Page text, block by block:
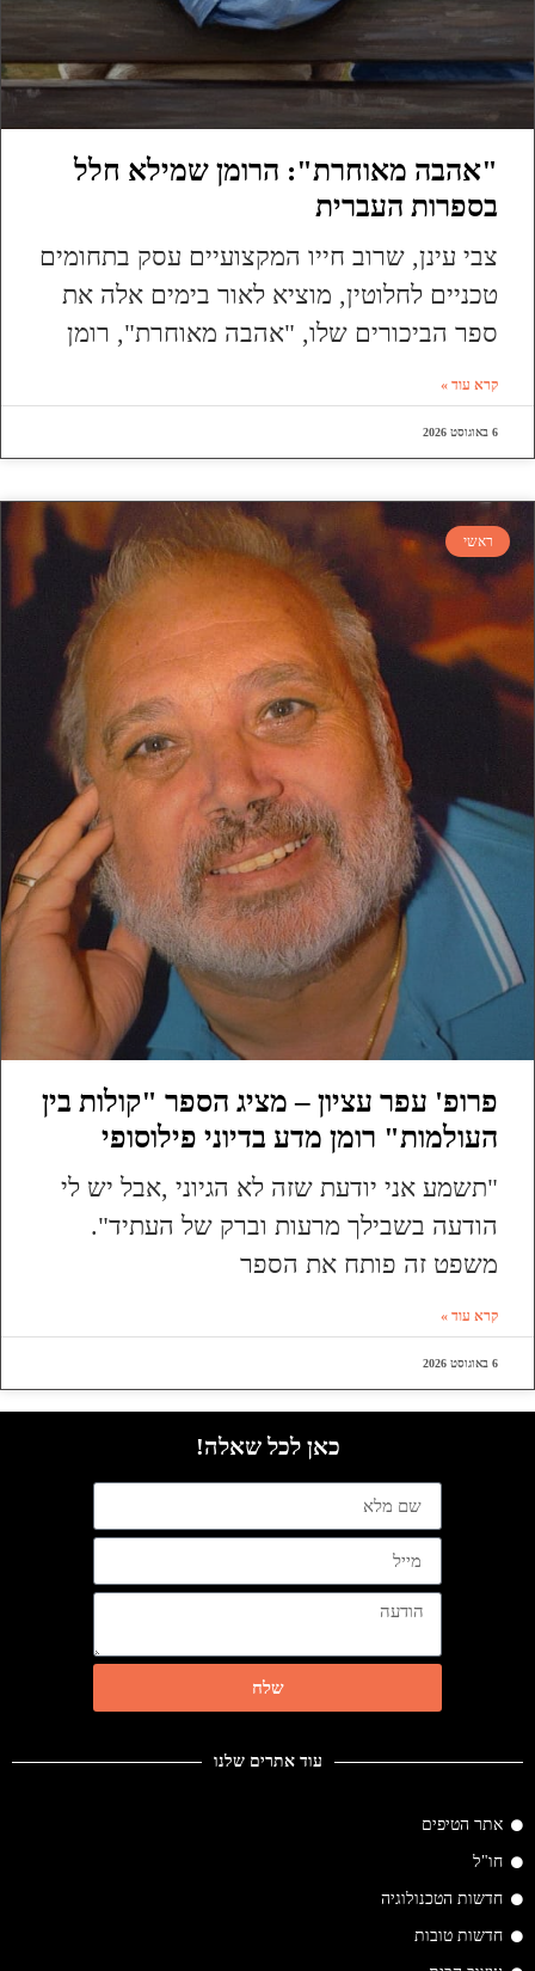
"אהבה מאוחרת": הרומן שמילא חלל
בספרות העברית
צבי עינן, שרוב חייו המקצועיים עסק בתחומים
טכניים לחלוטין, מוציא לאור בימים אלה את
ספר הביכורים שלו, "אהבה מאוחרת", רומן
קרא עוד »
6 באוגוסט 2026
ראשי
פרופ' עפר עציון – מציג הספר "קולות בין
העולמות" רומן מדע בדיוני פילוסופי
"תשמע אני יודעת שזה לא הגיוני ,אבל יש לי
הודעה בשבילך מרעות וברק של העתיד".
משפט זה פותח את הספר
קרא עוד »
6 באוגוסט 2026
עוד אתרים שלנו
אתר הטיפים
חו"ל
חדשות הטכנולוגיה
חדשות טובות
כאן לכל שאלה!
שלח